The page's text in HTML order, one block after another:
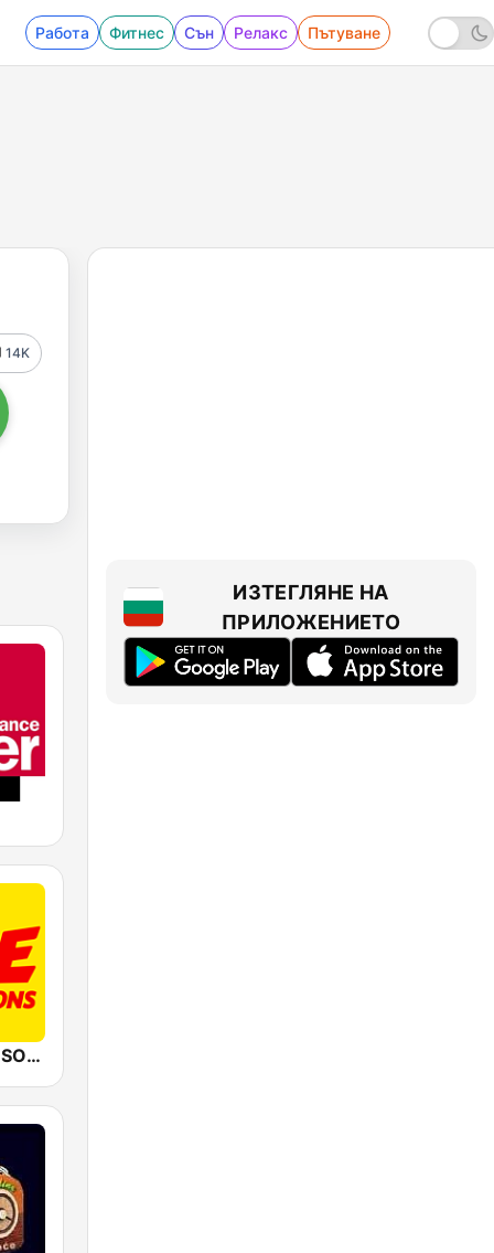
Работа Фитнес Сън Релакс Пътуване
14K
RIRE & CHANSONS
ИЗТЕГЛЯНЕ НА
ПРИЛОЖЕНИЕТО